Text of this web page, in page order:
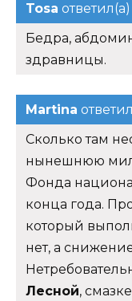
Tosa ответил(а)
Бедра,
здравницы.
Martina
Сколько там
нынешнюю
Фонда
конца года.
который
нет, а
Лесной,